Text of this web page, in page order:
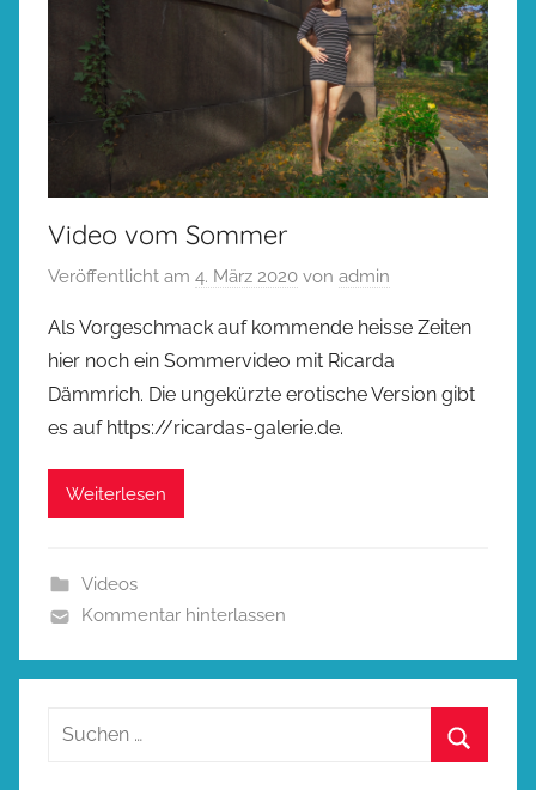
Video vom Sommer
Veröffentlicht am 4. März 2020 von admin
Als Vorgeschmack auf kommende heisse Zeiten
hier noch ein Sommervideo mit Ricarda
Dämmrich. Die ungekürzte erotische Version gibt
es auf https://ricardas-galerie.de.
Weiterlesen
Videos
Kommentar hinterlassen
Suchen